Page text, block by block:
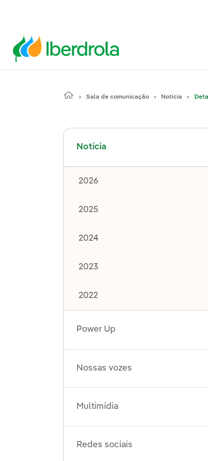
Sala de comunicação Notícia
Notícia
Alternar submenu de
2026
2025
2024
2023
2022
Power Up
Nossas vozes
Multimídia
Redes sociais